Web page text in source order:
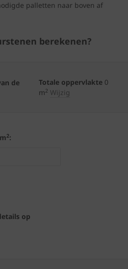
palletten naar boven af
berekenen?
de
Totale oppervlakte 0
m2 Wijzig
2:
op